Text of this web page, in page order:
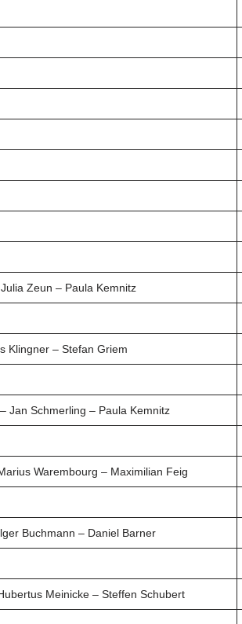
Zeun – Paula Kemnitz
Klingner – Stefan Griem
Jan Schmerling – Paula Kemnitz
Warembourg – Maximilian Feig
Buchmann – Daniel Barner
Meinicke – Steffen Schubert